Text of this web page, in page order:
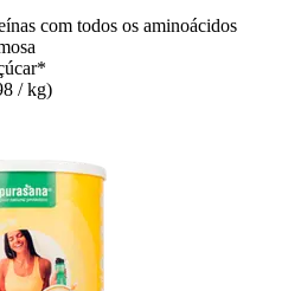
com todos os aminoácidos
/ kg)